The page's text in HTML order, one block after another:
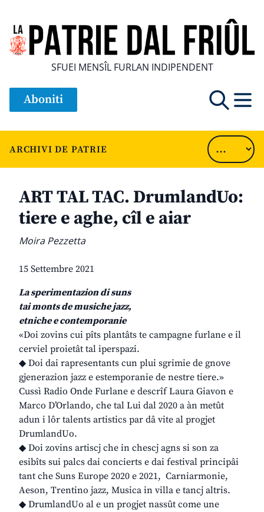
SFUEI MENSÎL FURLAN INDIPENDENT
Aboniti
ARCHIVI DE PATRIE
ART TAL TAC. DrumlandUo:
tiere e aghe, cîl e aiar
Moira Pezzetta
15 Settembre 2021
La sperimentazion di suns
tai monts de musiche jazz,
etniche e contemporanie
«Doi zovins cui pîts plantâts te campagne furlane e il
cerviel proietât tal iperspazi.
◆ Doi dai rapresentants cun plui sgrimie de gnove
gjenerazion jazz e estemporanie de nestre tiere.»
Cussì Radio Onde Furlane e descrîf Laura Giavon e
Marco D’Orlando, che tal Lui dal 2020 a àn metût
adun i lôr talents artistics par dâ vite al progjet
DrumlandUo.
◆ Doi zovins artiscj che in chescj agns si son za
esibîts sui palcs dai concierts e dai festival principâi
tant che Suns Europe 2020 e 2021, Carniarmonie,
Aeson, Trentino jazz, Musica in villa e tancj altris.
◆ DrumlandUo al e un progjet nassût come une